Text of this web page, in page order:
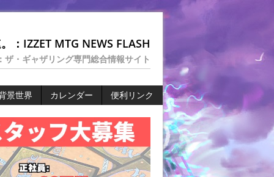
：IZZET MTG NEWS FLASH
ザ・ギャザリング専門総合情報サイト
景世界 カレンダー 便利リンク